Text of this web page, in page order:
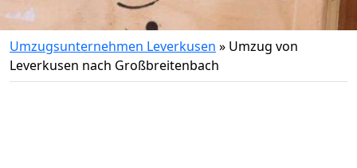
Umzugsunternehmen Leverkusen » Umzug von
Leverkusen nach Großbreitenbach